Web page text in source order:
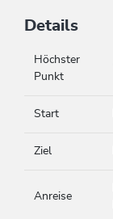
Details
Höchster
Punkt
Start
Ziel
Anreise